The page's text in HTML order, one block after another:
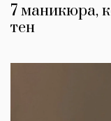
7 маникюра,
тен